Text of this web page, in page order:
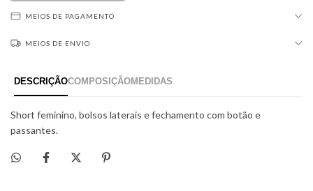
MEIOS DE PAGAMENTO
MEIOS DE ENVIO